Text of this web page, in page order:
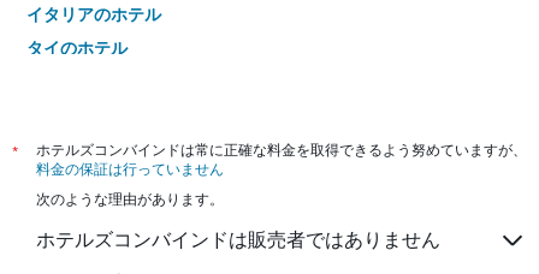
イタリアのホテル
タイのホテル
*
ホテルズコンバインドは常に正確な料金を取得できるよう努めていますが、
料金の保証は行っていません
次のような理由があります。
ホテルズコンバインドは販売者ではありません